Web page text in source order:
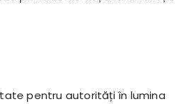
pentru autorități în lumina